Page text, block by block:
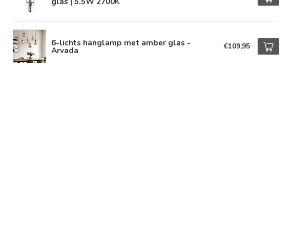
6-lichts hanglamp met amber glas -
Arvada €109,95